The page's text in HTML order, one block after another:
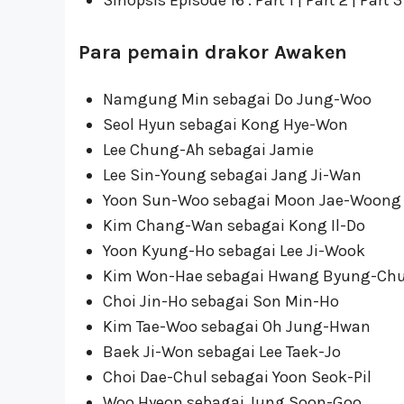
Para pemain drakor Awaken
Namgung Min sebagai Do Jung-Woo
Seol Hyun sebagai Kong Hye-Won
Lee Chung-Ah sebagai Jamie
Lee Sin-Young sebagai Jang Ji-Wan
Yoon Sun-Woo sebagai Moon Jae-Woong
Kim Chang-Wan sebagai Kong Il-Do
Yoon Kyung-Ho sebagai Lee Ji-Wook
Kim Won-Hae sebagai Hwang Byung-
Choi Jin-Ho sebagai Son Min-Ho
Kim Tae-Woo sebagai Oh Jung-Hwan
Baek Ji-Won sebagai Lee Taek-Jo
Choi Dae-Chul sebagai Yoon Seok-Pil